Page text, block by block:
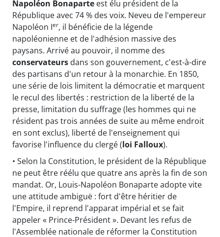
Napoléon Bonaparte est élu président de la
République avec 74 % des voix. Neveu de l'empereur
Napoléon Ier, il bénéficie de la légende
napoléonienne et de l'adhésion massive des
paysans. Arrivé au pouvoir, il nomme des
conservateurs dans son gouvernement, c'est-à-dire
des partisans d'un retour à la monarchie. En 1850,
une série de lois limitent la démocratie et marquent
le recul des libertés : restriction de la liberté de la
presse, limitation du suffrage (les hommes qui ne
résident pas trois années de suite au même endroit
en sont exclus), liberté de l'enseignement qui
favorise l'influence du clergé (loi Falloux).
• Selon la Constitution, le président de la République
ne peut être réélu que quatre ans après la fin de son
mandat. Or, Louis-Napoléon Bonaparte adopte vite
une attitude ambiguë : fort d'être héritier de
l'Empire, il reprend l'apparat impérial et se fait
appeler « Prince-Président ». Devant les refus de
l'Assemblée nationale de réformer la Constitution